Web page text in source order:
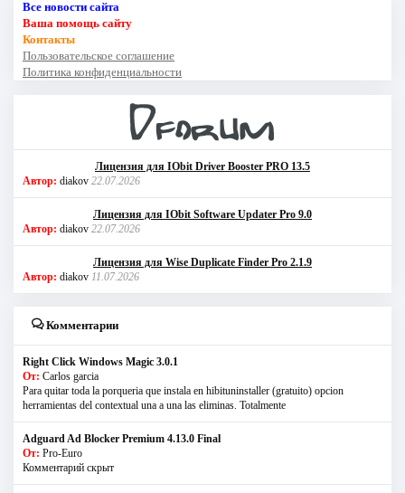
Все новости сайта
Ваша помощь сайту
Контакты
Пользовательское соглашение
Политика конфиденциальности
Лицензия для IObit Driver Booster PRO 13.5
Автор: diakov 22.07.2026
Лицензия для IObit Software Updater Pro 9.0
Автор: diakov 22.07.2026
Лицензия для Wise Duplicate Finder Pro 2.1.9
Автор: diakov 11.07.2026
Комментарии
Right Click Windows Magic 3.0.1
От: Carlos garcia
Para quitar toda la porqueria que instala en hibituninstaller (gratuito) opcion
herramientas del contextual una a una las eliminas. Totalmente
Adguard Ad Blocker Premium 4.13.0 Final
От: Pro-Euro
Комментарий скрыт